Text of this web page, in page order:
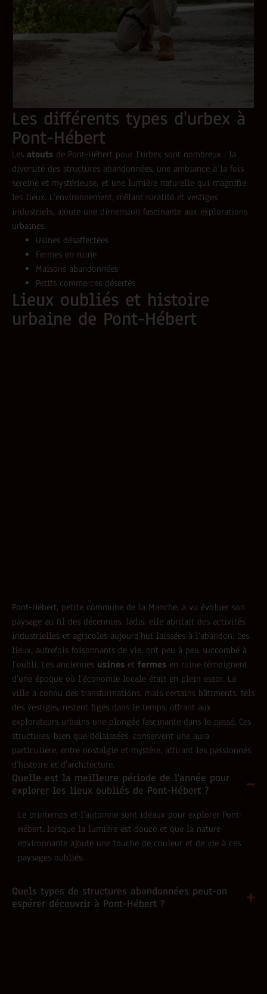
Les différents types d'urbex à
Pont-Hébert
Les atouts de Pont-Hébert pour l’urbex sont nombreux : la
diversité des structures abandonnées, une ambiance à la fois
sereine et mystérieuse, et une lumière naturelle qui magnifie
les lieux. L’environnement, mêlant ruralité et vestiges
industriels, ajoute une dimension fascinante aux explorations
urbaines.
Usines désaffectées
Fermes en ruine
Maisons abandonnées
Petits commerces désertés
Lieux oubliés et histoire
urbaine de Pont-Hébert
Pont-Hébert, petite commune de la Manche, a vu évoluer son
paysage au fil des décennies. Jadis, elle abritait des activités
industrielles et agricoles aujourd’hui laissées à l’abandon. Ces
lieux, autrefois foisonnants de vie, ont peu à peu succombé à
l’oubli. Les anciennes usines et fermes en ruine témoignent
d’une époque où l’économie locale était en plein essor. La
ville a connu des transformations, mais certains bâtiments, tels
des vestiges, restent figés dans le temps, offrant aux
explorateurs urbains une plongée fascinante dans le passé. Ces
structures, bien que délaissées, conservent une aura
particulière, entre nostalgie et mystère, attirant les passionnés
d’histoire et d’architecture.
Quelle est la meilleure période de l'année pour
explorer les lieux oubliés de Pont-Hébert ?
Le printemps et l’automne sont idéaux pour explorer Pont-
Hébert, lorsque la lumière est douce et que la nature
environnante ajoute une touche de couleur et de vie à ces
paysages oubliés.
Quels types de structures abandonnées peut-on
espérer découvrir à Pont-Hébert ?